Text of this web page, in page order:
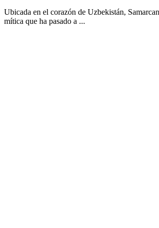
Ubicada en el corazón de Uzbekistán,
mítica que ha pasado a ...